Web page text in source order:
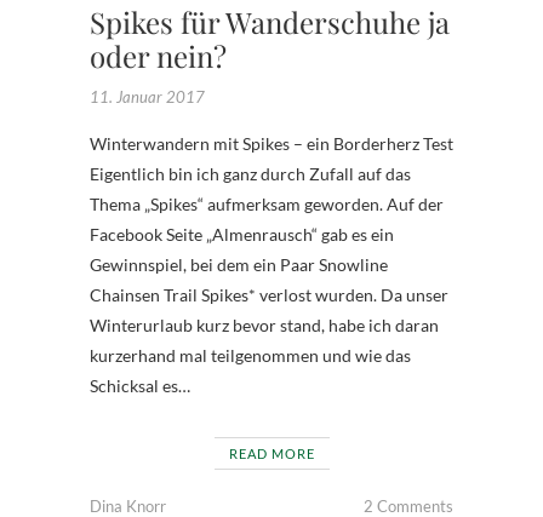
Spikes für Wanderschuhe ja
oder nein?
11. Januar 2017
Winterwandern mit Spikes – ein Borderherz Test
Eigentlich bin ich ganz durch Zufall auf das
Thema „Spikes“ aufmerksam geworden. Auf der
Facebook Seite „Almenrausch“ gab es ein
Gewinnspiel, bei dem ein Paar Snowline
Chainsen Trail Spikes* verlost wurden. Da unser
Winterurlaub kurz bevor stand, habe ich daran
kurzerhand mal teilgenommen und wie das
Schicksal es…
READ MORE
Dina Knorr 2 Comments